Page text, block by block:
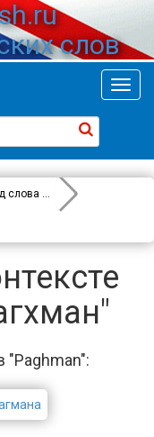
слов
Перевод слова
Paghman
"Paghman":